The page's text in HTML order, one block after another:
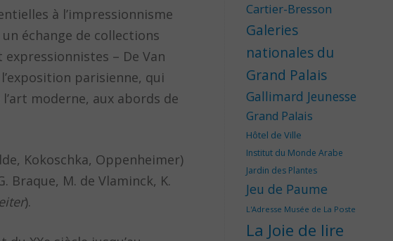
à l’impressionnisme
échange de collections
– De Van
parisienne, qui
moderne, aux abords de
Kokoschka, Oppenheimer)
Braque, M. de Vlaminck, K.
).
Cartier-Bresson
Galeries
nationales du
Grand Palais
Gallimard Jeunesse
Grand Palais
Hôtel de Ville
Institut du Monde Arabe
Jardin des Plantes
Jeu de Paume
L'Adresse Musée de La Poste
La Joie de lire